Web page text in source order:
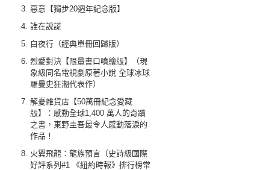
惡意【獨步20週年紀念版】
誰在說謊
白夜行（經典單冊回歸版）
烈愛對決【限量書口噴繪版】（現
象級同名電視劇原著小說 全球冰球
羅曼史狂潮代表作）
解憂雜貨店【50萬冊紀念愛藏
版】：感動全球1,400 萬人的奇蹟
之書，東野圭吾最令人感動落淚的
作品！
火翼飛龍：龍族預言（史詩級國際
好評系列#1 《紐約時報》排行榜常